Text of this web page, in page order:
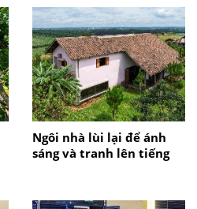
Ngôi nhà lùi lại để ánh
sáng và tranh lên tiếng